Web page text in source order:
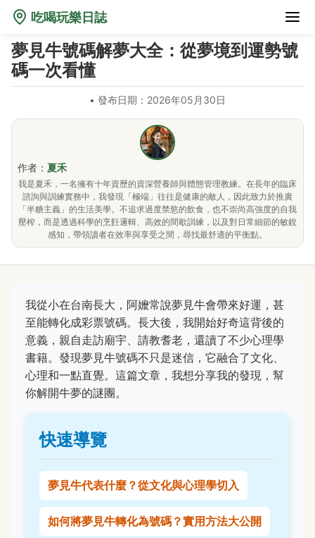
吃喝玩樂日誌
夢見牛號碼解夢大全：從夢境到運勢號
碼一次看懂
• 發布日期：2026年05月30日
作者： 夏禾
我是夏禾，一名擁有十年資歷的資深營養師與體態管理教練。在長年的臨床
諮詢與訓練實務中，我發現「極端」往往是健康的敵人，因此致力於推廣
「半糖主義」的生活美學。不追求過度禁慾的飲食，也不崇尚高強度的自我
壓榨，而是透過科學的烹飪邏輯、高效的間歇訓練，以及對日常細節的敏銳
感知，帶領讀者在效率與享受之間，尋找最舒適的平衡點。
我從小在台南長大，阿嬤常說夢見牛會帶來好運，甚
至能轉化成彩票號碼。長大後，我開始好奇這背後的
意義，親自走訪廟宇、請教耆老，還讀了不少心理學
書籍。發現夢見牛號碼不只是迷信，它融合了文化、
心理和一點直覺。這篇文章，我想分享我的發現，幫
你解開牛夢的謎團。
快速導覽
夢見牛代表什麼？從文化與心理學切入
如何將夢見牛轉化為號碼？實用方法大公開